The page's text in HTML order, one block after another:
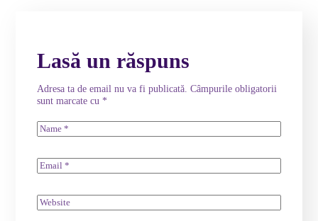
Lasă un răspuns
Adresa ta de email nu va fi publicată. Câmpurile obligatorii
sunt marcate cu *